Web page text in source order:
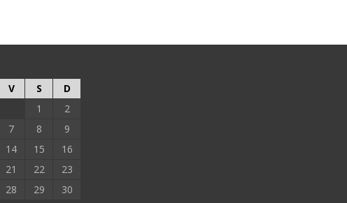
V S
D
1
2
7 8
9
14 15
16
21 22
23
28 29 30